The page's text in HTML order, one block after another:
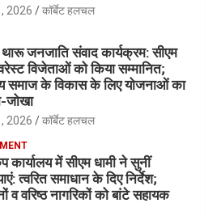
2026 कॉर्बेट हलचल
जनजाति संवाद कार्यक्रम: सीएम
विजेताओं को किया सम्मानित;
समाज के विकास के लिए योजनाओं का
जोखा
2026 कॉर्बेट हलचल
कार्यालय में सीएम धामी ने सुनीं
त्वरित समाधान के दिए निर्देश;
व वरिष्ठ नागरिकों को बांटे सहायक